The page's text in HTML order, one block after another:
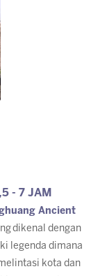
- 7 JAM
Ancient
dikenal dengan
legenda dimana
kota dan